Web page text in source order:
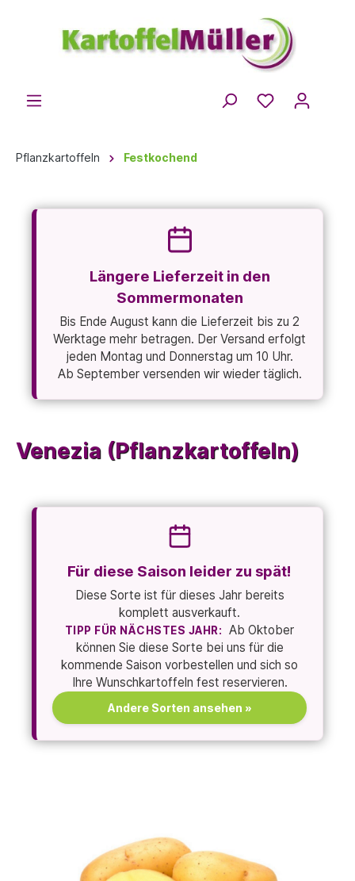
Pflanzkartoffeln Festkochend
Längere Lieferzeit in den
Sommermonaten
Bis Ende August kann die Lieferzeit bis zu 2
Werktage mehr betragen. Der Versand erfolgt
jeden Montag und Donnerstag um 10 Uhr.
Ab September versenden wir wieder täglich.
Venezia (Pflanzkartoffeln)
Für diese Saison leider zu spät!
Diese Sorte ist für dieses Jahr bereits
komplett ausverkauft.
TIPP FÜR NÄCHSTES JAHR:
Ab Oktober
können Sie diese Sorte bei uns für die
kommende Saison vorbestellen und sich so
Ihre Wunschkartoffeln fest reservieren.
Andere Sorten ansehen »